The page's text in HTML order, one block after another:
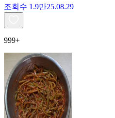
조회수 1.9만25.08.29
999+